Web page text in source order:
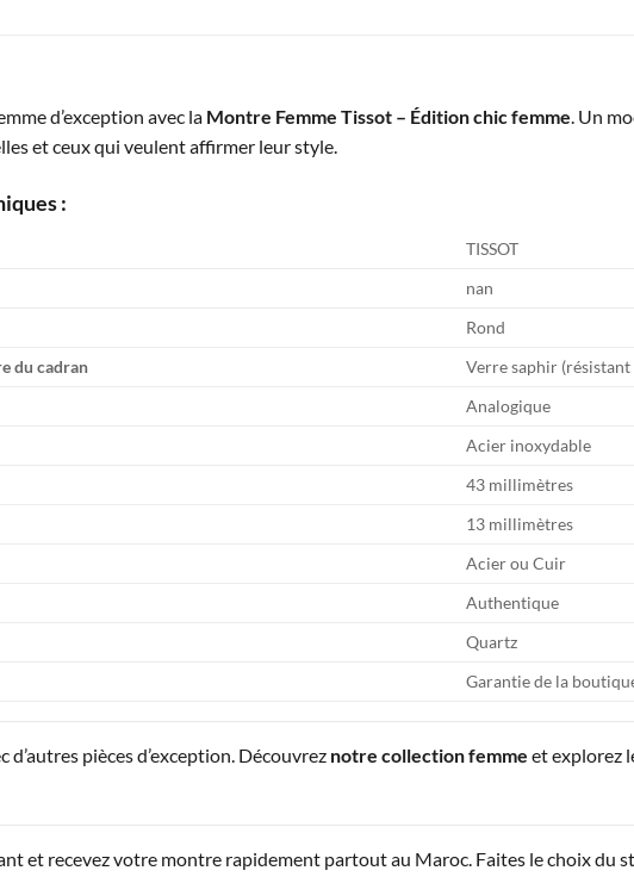
d’exception avec la Montre Femme Tissot – Édition chic femme. Un
et ceux qui veulent affirmer leur style.
:
TISSOT
nan
Rond
du cadran
Verre saphir (résistant
Analogique
Acier inoxydable
43 millimètres
13 millimètres
Acier ou Cuir
Authentique
Quartz
Garantie de la
pièces d’exception. Découvrez notre collection femme et explorez
et recevez votre montre rapidement partout au Maroc. Faites le choix du